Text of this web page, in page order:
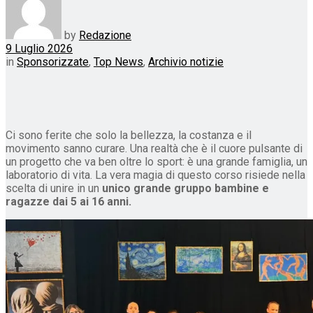
by Redazione
9 Luglio 2026
in Sponsorizzate, Top News, Archivio notizie
​Ci sono ferite che solo la bellezza, la costanza e il
movimento sanno curare. Una realtà che è il cuore pulsante di
un progetto che va ben oltre lo sport: è una grande famiglia, un
laboratorio di vita. ​​La vera magia di questo corso risiede nella
scelta di unire in un unico grande gruppo bambine e
ragazze dai 5 ai 16 anni.